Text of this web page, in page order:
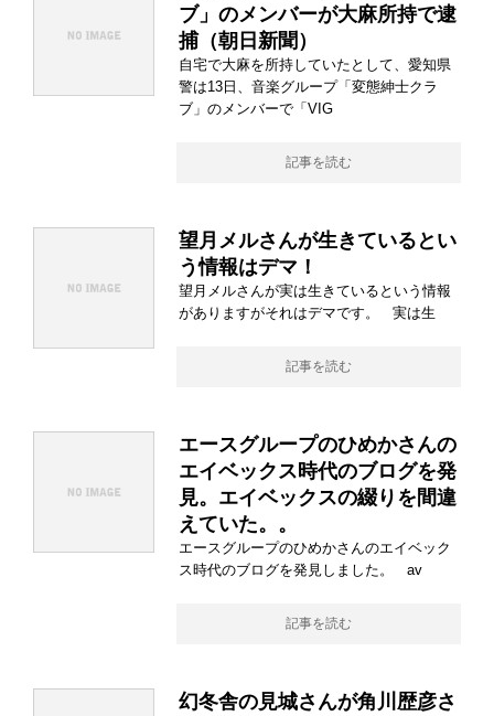
ブ」のメンバーが大麻所持で逮
捕（朝日新聞）
自宅で大麻を所持していたとして、愛知県
警は13日、音楽グループ「変態紳士クラ
ブ」のメンバーで「VIG
記事を読む
望月メルさんが生きているとい
う情報はデマ！
望月メルさんが実は生きているという情報
がありますがそれはデマです。 実は生
記事を読む
エースグループのひめかさんの
エイベックス時代のブログを発
見。エイベックスの綴りを間違
えていた。。
エースグループのひめかさんのエイベック
ス時代のブログを発見しました。 av
記事を読む
幻冬舎の見城さんが角川歴彦さ